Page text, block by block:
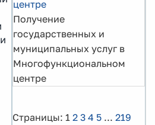
центре
Получение
государственных и
муниципальных услуг в
Многофункциональном
центре
Страницы: 1 2 3 4 5 ... 219